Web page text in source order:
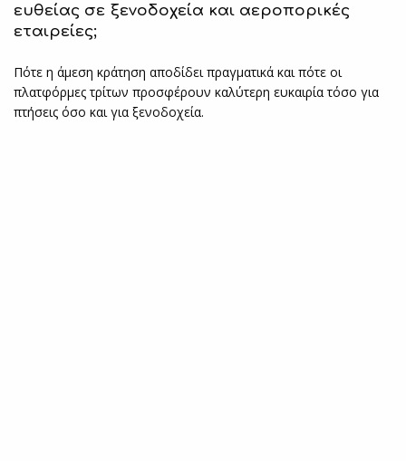
ευθείας σε ξενοδοχεία και αεροπορικές
εταιρείες;
Πότε η άμεση κράτηση αποδίδει πραγματικά και πότε οι
πλατφόρμες τρίτων προσφέρουν καλύτερη ευκαιρία τόσο για
πτήσεις όσο και για ξενοδοχεία.